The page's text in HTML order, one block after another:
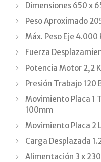
Dimensiones 650 x
Peso Aproximado
Máx. Peso Eje 4.000
Fuerza
Potencia Motor 2,2
Presión Trabajo 120
Movimiento Placa 1
100mm
Movimiento Placa 2
Carga Desplazada
Alimentación 3 x